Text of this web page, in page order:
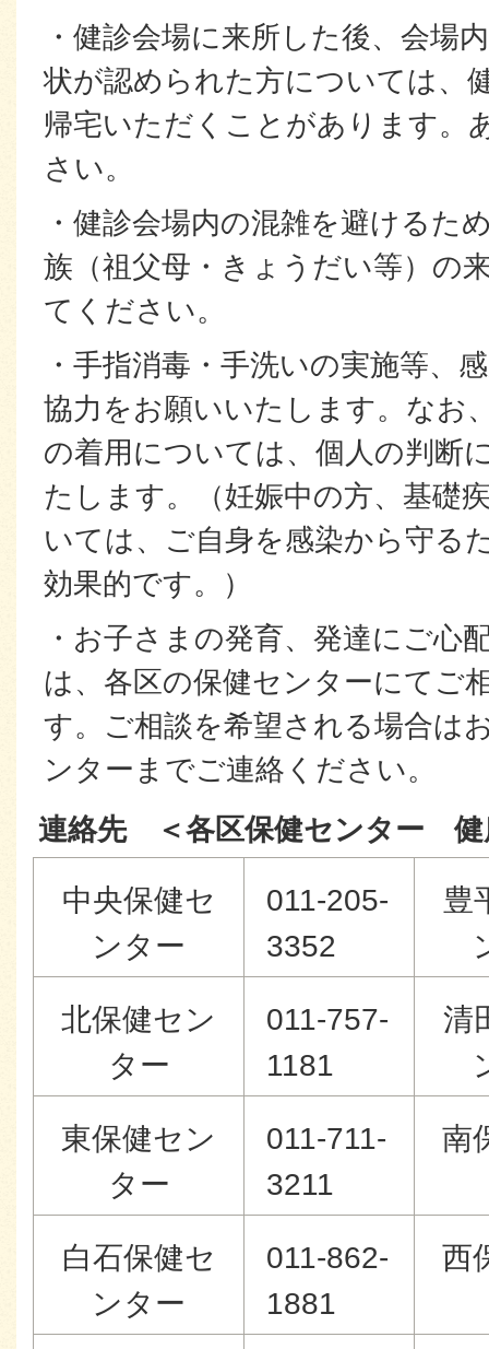
・健診会場に来所した後、会場
状が認められた方については、
帰宅いただくことがあります。
さい。
・健診会場内の混雑を避けるた
族（祖父母・きょうだい等）の
てください。
・手指消毒・手洗いの実施等、
協力をお願いいたします。なお
の着用については、個人の判断
たします。（妊娠中の方、基礎
いては、ご自身を感染から守る
効果的です。）
・お子さまの発育、発達にご心
は、各区の保健センターにてご
す。ご相談を希望される場合は
ンターまでご連絡ください。
連絡先 ＜各区保健センター 健
中央保健セ
ンター
011-205-
3352
豊
北保健セン
ター
011-757-
1181
清
東保健セン
ター
011-711-
3211
南
白石保健セ
ンター
011-862-
1881
西